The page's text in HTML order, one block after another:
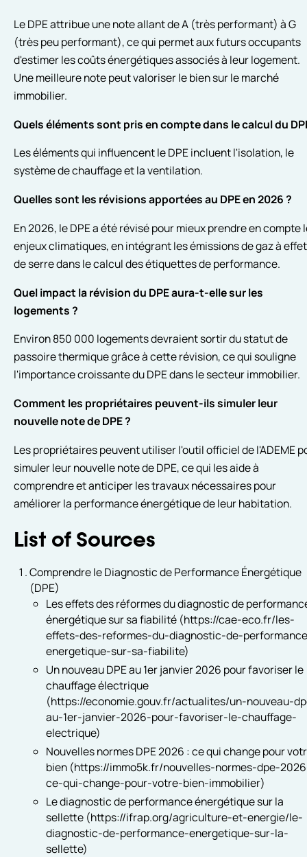
Le DPE attribue une note allant de A (très performant) à G
(très peu performant), ce qui permet aux futurs occupants
d'estimer les coûts énergétiques associés à leur logement.
Une meilleure note peut valoriser le bien sur le marché
immobilier.
Quels éléments sont pris en compte dans le calcul du
Les éléments qui influencent le DPE incluent l'isolation, le
système de chauffage et la ventilation.
Quelles sont les révisions apportées au DPE en 2026 ?
En 2026, le DPE a été révisé pour mieux prendre en compte
enjeux climatiques, en intégrant les émissions de gaz à effet
de serre dans le calcul des étiquettes de performance.
Quel impact la révision du DPE aura-t-elle sur les
logements ?
Environ 850 000 logements devraient sortir du statut de
passoire thermique grâce à cette révision, ce qui souligne
l'importance croissante du DPE dans le secteur immobilier.
Comment les propriétaires peuvent-ils simuler leur
nouvelle note de DPE ?
Les propriétaires peuvent utiliser l'outil officiel de l'ADEME
simuler leur nouvelle note de DPE, ce qui les aide à
comprendre et anticiper les travaux nécessaires pour
améliorer la performance énergétique de leur habitation.
List of Sources
Comprendre le Diagnostic de Performance Énergétique
(DPE)
Les effets des réformes du diagnostic de
énergétique sur sa fiabilité (https://cae-eco.fr/les-
effets-des-reformes-du-diagnostic-de-
energetique-sur-sa-fiabilite)
Un nouveau DPE au 1er janvier 2026 pour favoriser le
chauffage électrique
(https://economie.gouv.fr/actualites/un-nouveau-
au-1er-janvier-2026-pour-favoriser-le-chauffage-
electrique)
Nouvelles normes DPE 2026 : ce qui change pour
bien (https://immo5k.fr/nouvelles-normes-dpe-
ce-qui-change-pour-votre-bien-immobilier)
Le diagnostic de performance énergétique sur la
sellette (https://ifrap.org/agriculture-et-energie/le-
diagnostic-de-performance-energetique-sur-la-
sellette)